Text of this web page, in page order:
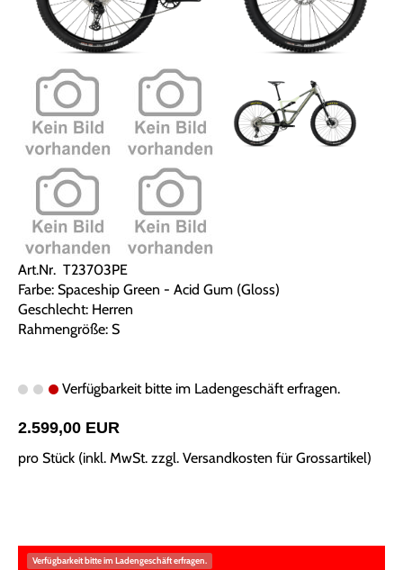
Art.Nr. T23703PE
Farbe: Spaceship Green - Acid Gum (Gloss)
Geschlecht: Herren
Rahmengröße: S
Verfügbarkeit bitte im Ladengeschäft erfragen.
2.599,00 EUR
pro Stück (inkl. MwSt. zzgl. Versandkosten für Grossartikel)
Verfügbarkeit bitte im Ladengeschäft erfragen.